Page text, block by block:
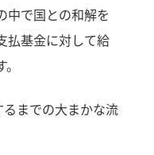
中で国との和解を
払基金に対して給
までの大まかな流